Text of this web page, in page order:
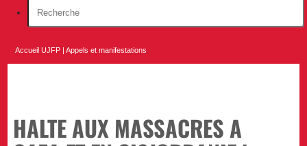
Accueil UJFP |Appels et manifestations
HALTE AUX MASSACRES A